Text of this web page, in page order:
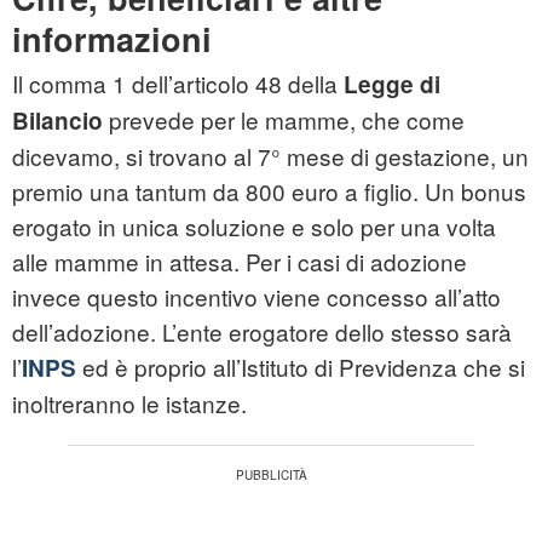
informazioni
Il comma 1 dell’articolo 48 della Legge di
Bilancio prevede per le mamme, che come
dicevamo, si trovano al 7° mese di gestazione, un
premio una tantum da 800 euro a figlio. Un bonus
erogato in unica soluzione e solo per una volta
alle mamme in attesa. Per i casi di adozione
invece questo incentivo viene concesso all’atto
dell’adozione. L’ente erogatore dello stesso sarà
l’INPS ed è proprio all’Istituto di Previdenza che si
inoltreranno le istanze.